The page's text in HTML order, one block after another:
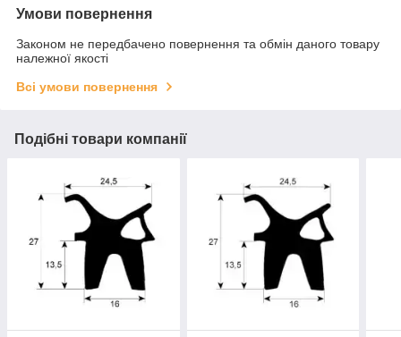
Умови повернення
Законом не передбачено повернення та обмін даного товару
належної якості
Всі умови повернення
Подібні товари компанії